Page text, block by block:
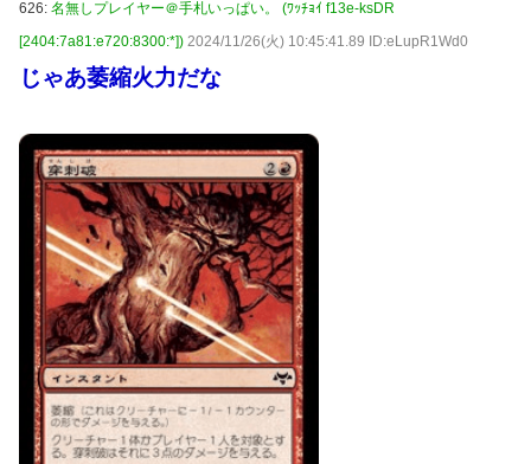
626: 名無しプレイヤー＠手札いっぱい。 (ﾜｯﾁｮｲ f13e-ksDR
[2404:7a81:e720:8300:*]) 2024/11/26(火) 10:45:41.89 ID:eLupR1Wd0
じゃあ萎縮火力だな